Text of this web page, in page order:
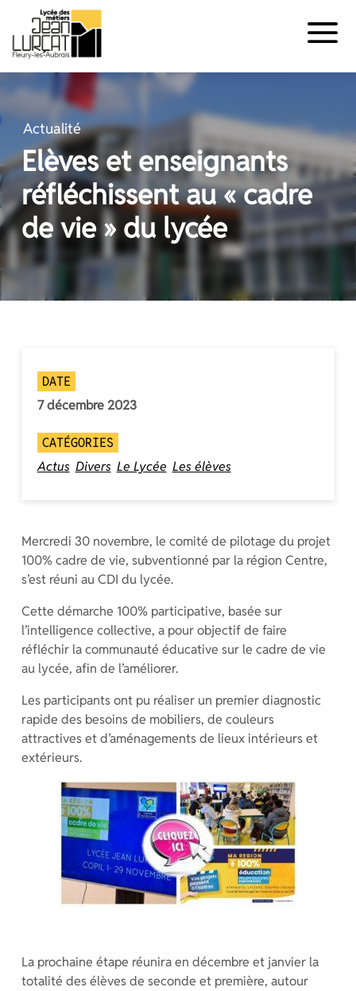
au
contenu
Actualité
Elèves et enseignants
réfléchissent au « cadre
de vie » du lycée
DATE
7 décembre 2023
CATÉGORIES
Actus Divers Le Lycée Les élèves
Mercredi 30 novembre, le comité de pilotage du projet
100% cadre de vie, subventionné par la région Centre,
s’est réuni au CDI du lycée.
Cette démarche 100% participative, basée sur
l’intelligence collective, a pour objectif de faire
réfléchir la communauté éducative sur le cadre de vie
au lycée, afin de l’améliorer.
Les participants ont pu réaliser un premier diagnostic
rapide des besoins de mobiliers, de couleurs
attractives et d’aménagements de lieux intérieurs et
extérieurs.
La prochaine étape réunira en décembre et janvier la
totalité des élèves de seconde et première, autour
Panneau de gestion des cookies